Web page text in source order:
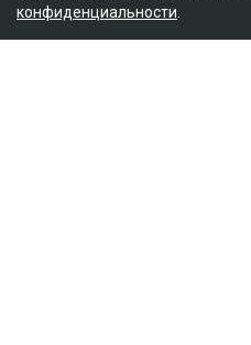
конфиденциальности